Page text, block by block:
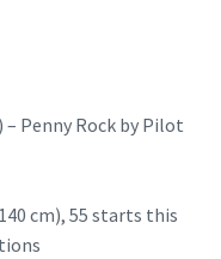
Penny Rock by Pilot
cm), 55 starts this